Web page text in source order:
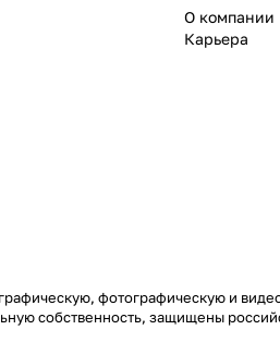
О компании
Карьера
фотографическую и
собственность, защищены